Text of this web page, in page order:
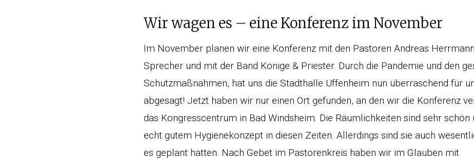
Wir wagen es – eine Konferenz im November
Im November planen wir eine Konferenz mit den Pastoren Andreas
Sprecher und mit der Band Könige & Priester. Durch die Pandemie und den
Schutzmaßnahmen, hat uns die Stadthalle Uffenheim nun überraschend für
abgesagt! Jetzt haben wir nur einen Ort gefunden, an den wir die Konferenz
das Kongresscentrum in Bad Windsheim. Die Räumlichkeiten sind sehr schön
echt gutem Hygienekonzept in diesen Zeiten. Allerdings sind sie auch
es geplant hatten. Nach Gebet im Pastorenkreis haben wir im Glauben mit